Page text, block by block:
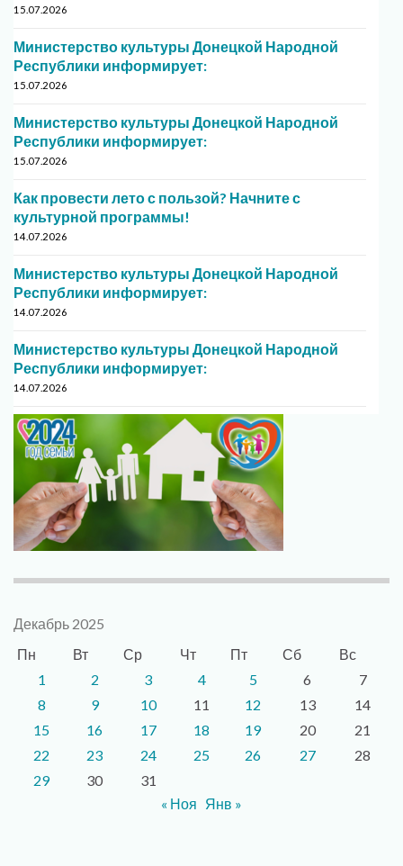
15.07.2026
Министерство культуры Донецкой Народной
Республики информирует:
15.07.2026
Министерство культуры Донецкой Народной
Республики информирует:
15.07.2026
Как провести лето с пользой? Начните с
культурной программы!
14.07.2026
Министерство культуры Донецкой Народной
Республики информирует:
14.07.2026
Министерство культуры Донецкой Народной
Республики информирует:
14.07.2026
Декабрь 2025
Пн
Вт Ср Чт Пт Сб
Вс
1
2 3 4 5 6
7
8
9 10 11 12 13
14
15
16 17 18 19 20
21
22
23 24 25 26 27
28
29
30
31
« Ноя Янв »